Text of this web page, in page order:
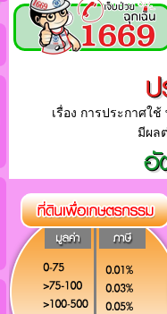
เรื่อง การประกาศใ
มีผล
อั